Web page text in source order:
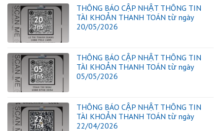
20
Th5
THÔNG BÁO CẬP NHẬT THÔNG TIN
TÀI KHOẢN THANH TOÁN từ ngày
20/05/2026
05
Th5
THÔNG BÁO CẬP NHẬT THÔNG TIN
TÀI KHOẢN THANH TOÁN từ ngày
05/05/2026
22
Th4
THÔNG BÁO CẬP NHẬT THÔNG TIN
TÀI KHOẢN THANH TOÁN từ ngày
22/04/2026